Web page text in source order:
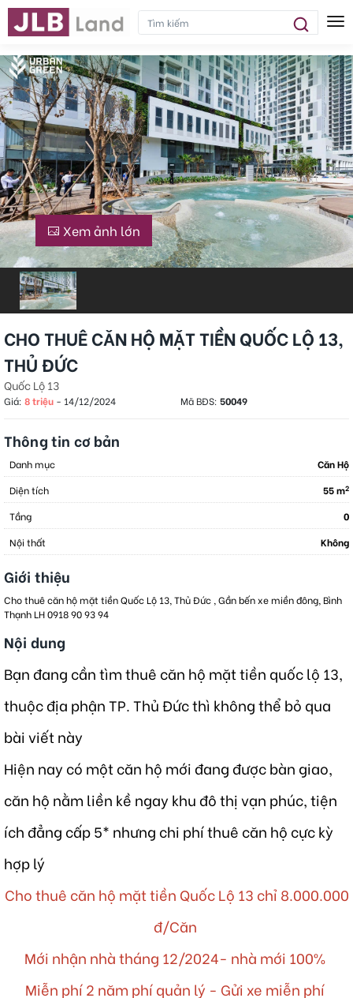
Xem ảnh lớn
CHO THUÊ CĂN HỘ MẶT TIỀN QUỐC LỘ 13,
THỦ ĐỨC
Quốc Lộ 13
Giá: 8 triệu - 14/12/2024 Mã BĐS: 50049
Thông tin cơ bản
Danh mục
Căn Hộ
Diện tích
55 m2
Tầng
0
Nội thất
Không
Giới thiệu
Cho thuê căn hộ mặt tiền Quốc Lộ 13, Thủ Đức , Gần bến xe miền đông, Bình
Thạnh LH 0918 90 93 94
Nội dung
Bạn đang cần tìm thuê căn hộ mặt tiền quốc lộ 13,
thuộc địa phận TP. Thủ Đức thì không thể bỏ qua
bài viết này
Hiện nay có một căn hộ mới đang được bàn giao,
căn hộ nằm liền kề ngay khu đô thị vạn phúc, tiện
ích đẳng cấp 5* nhưng chi phí thuê căn hộ cực kỳ
hợp lý
Cho thuê căn hộ mặt tiền Quốc Lộ 13 chỉ 8.000.000
đ/Căn
Mới nhận nhà tháng 12/2024- nhà mới 100%
Miễn phí 2 năm phí quản lý - Gửi xe miễn phí